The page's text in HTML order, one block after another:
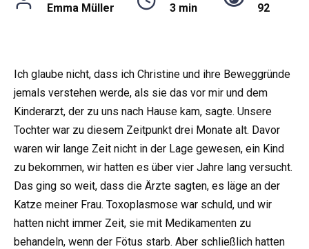
Emma Müller 3 min 92
Ich glaube nicht, dass ich Christine und ihre Beweggründe
jemals verstehen werde, als sie das vor mir und dem
Kinderarzt, der zu uns nach Hause kam, sagte. Unsere
Tochter war zu diesem Zeitpunkt drei Monate alt. Davor
waren wir lange Zeit nicht in der Lage gewesen, ein Kind
zu bekommen, wir hatten es über vier Jahre lang versucht.
Das ging so weit, dass die Ärzte sagten, es läge an der
Katze meiner Frau. Toxoplasmose war schuld, und wir
hatten nicht immer Zeit, sie mit Medikamenten zu
behandeln, wenn der Fötus starb. Aber schließlich hatten